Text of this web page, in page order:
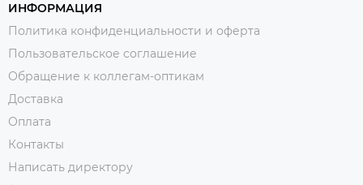
ИНФОРМАЦИЯ
Политика конфиденциальности и оферта
Пользовательское соглашение
Обращение к коллегам-оптикам
Доставка
Оплата
Контакты
Написать директору